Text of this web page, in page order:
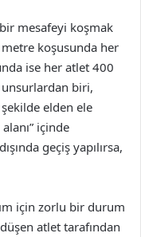
mesafeyi koşmak
koşusunda her
ise her atlet 400
unsurlardan biri,
elden ele
içinde
geçiş yapılırsa,
için zorlu bir durum
atlet tarafından